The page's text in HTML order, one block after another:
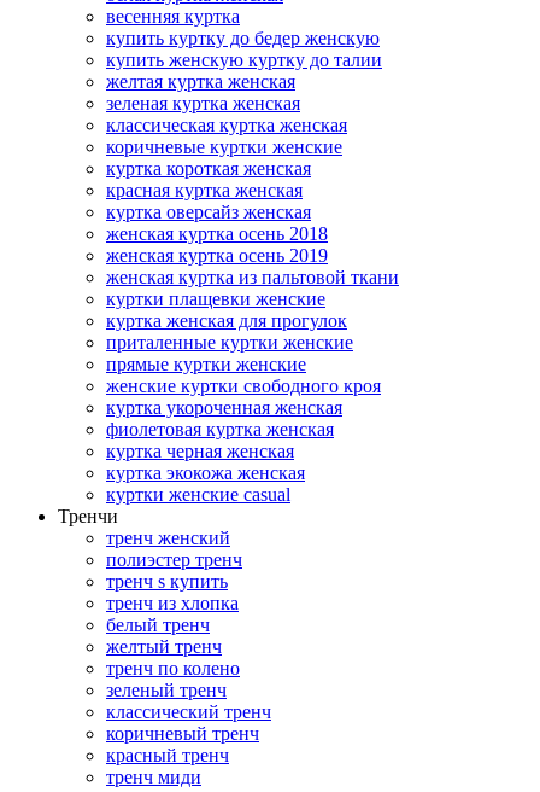
весенняя куртка
купить куртку до бедер женскую
купить женскую куртку до талии
желтая куртка женская
зеленая куртка женская
классическая куртка женская
коричневые куртки женские
куртка короткая женская
красная куртка женская
куртка оверсайз женская
женская куртка осень 2018
женская куртка осень 2019
женская куртка из пальтовой ткани
куртки плащевки женские
куртка женская для прогулок
приталенные куртки женские
прямые куртки женские
женские куртки свободного кроя
куртка укороченная женская
фиолетовая куртка женская
куртка черная женская
куртка экокожа женская
куртки женские casual
Тренчи
тренч женский
полиэстер тренч
тренч s купить
тренч из хлопка
белый тренч
желтый тренч
тренч по колено
зеленый тренч
классический тренч
коричневый тренч
красный тренч
тренч миди